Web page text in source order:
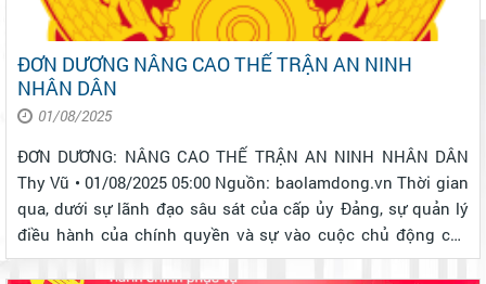
ĐƠN DƯƠNG NÂNG CAO THẾ TRẬN AN NINH
NHÂN DÂN
01/08/2025
ĐƠN DƯƠNG: NÂNG CAO THẾ TRẬN AN NINH NHÂN DÂN
Thy Vũ • 01/08/2025 05:00 Nguồn: baolamdong.vn Thời gian
qua, dưới sự lãnh đạo sâu sát của cấp ủy Đảng, sự quản lý
điều hành của chính quyền và sự vào cuộc chủ động của
lực lượng công an, phong trào Toàn dân bảo vệ an ninh Tổ